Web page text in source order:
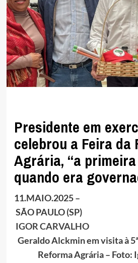
Presidente em
celebrou a Feira da
Agrária, “a
quando era
11.MAIO.2025 –
SÃO PAULO (SP)
IGOR CARVALHO
Geraldo Alckmin em visita à
Reforma Agrária – Foto: